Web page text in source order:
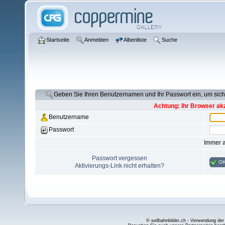
Startseite Anmelden Albenliste Suche
Geben Sie Ihren Benutzernamen und Ihr Passwort ein, um
Achtung: Ihr Browser
Benutzername
Passwort
Immer
Passwort vergessen
Aktivierungs-Link nicht erhalten?
© seilbahnbilder.ch - Verwendung